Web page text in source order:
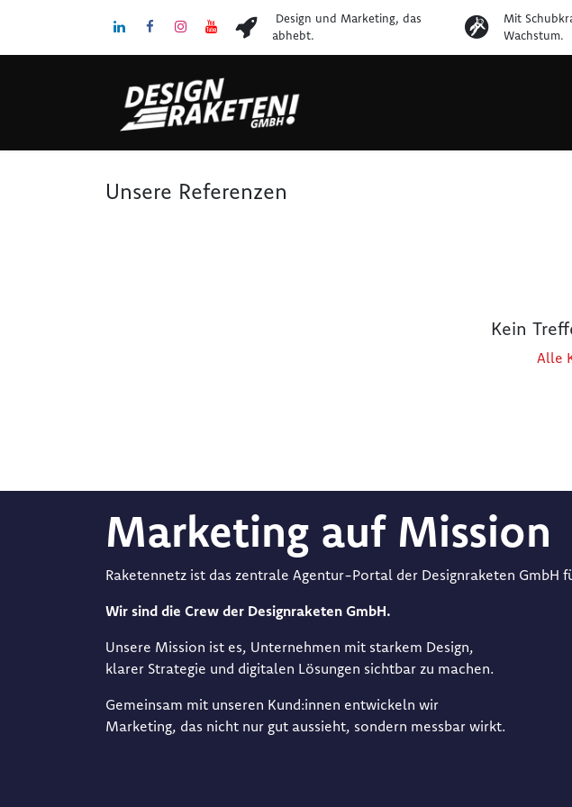
Design und Marketing, das
abhebt.
Mit
Wachstum.
Unsere Referenzen
Kein
Alle
Marketing auf Mission
Raketennetz ist das zentrale Agentur-Portal der Designraketen GmbH
Wir sind die Crew der Designraketen GmbH.
Unsere Mission ist es, Unternehmen mit starkem Design,
klarer Strategie und digitalen Lösungen sichtbar zu machen.
Gemeinsam mit unseren Kund:innen entwickeln wir
Marketing, das nicht nur gut aussieht, sondern messbar wirkt.